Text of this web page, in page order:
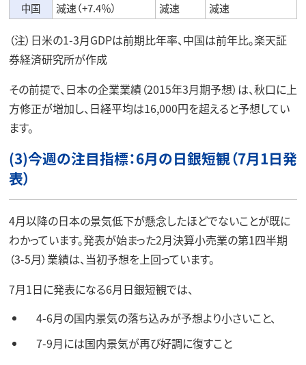
中国
減速（+7.4％） 減速 減速
（注）日米の1-3月GDPは前期比年率、中国は前年比。楽天証
券経済研究所が作成
その前提で、日本の企業業績（2015年3月期予想）は、秋口に上
方修正が増加し、日経平均は16,000円を超えると予想してい
ます。
(3)今週の注目指標：6月の日銀短観（7月1日発
表）
4月以降の日本の景気低下が懸念したほどでないことが既に
わかっています。発表が始まった2月決算小売業の第1四半期
（3-5月）業績は、当初予想を上回っています。
7月1日に発表になる6月日銀短観では、
4-6月の国内景気の落ち込みが予想より小さいこと、
7-9月には国内景気が再び好調に復すこと